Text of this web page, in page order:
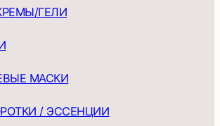
ГЕЛИ
МАСКИ
/ ЭССЕНЦИИ